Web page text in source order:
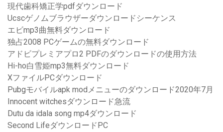
現代歯科矯正学pdfダウンロード
Ucscゲノムブラウザーダウンロードシーケンス
エビmp3曲無料ダウンロード
独占2008 PCゲームの無料ダウンロード
アドビプレミアプロ2 PDFのダウンロードの使用方法
Hi-ho白雪姫mp3無料ダウンロード
XファイルPCダウンロード
Pubgモバイルapk modメニューのダウンロード2020年7月
Innocent witchesダウンロード急流
Dutu da idala song mp4ダウンロード
Second LifeダウンロードPC